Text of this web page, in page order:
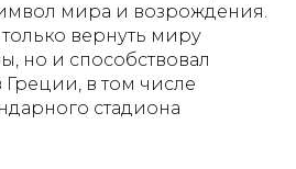
мира и возрождения.
вернуть миру
но и способствовал
Греции, в том числе
стадиона